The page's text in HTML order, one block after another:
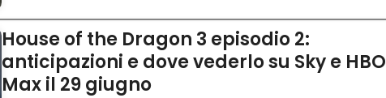
House of the Dragon 3 episodio 2:
anticipazioni e dove vederlo su Sky e HBO
Max il 29 giugno